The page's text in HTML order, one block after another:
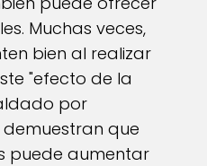
Muchas veces,
bien al realizar
"efecto de la
por
que
puede aumentar